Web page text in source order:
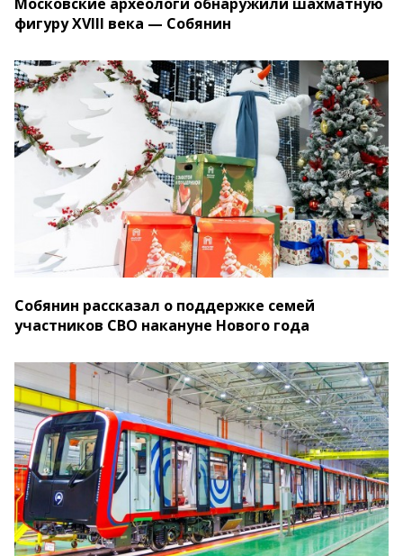
фигуру XVIII века — Собянин
Собянин рассказал о поддержке семей
участников СВО накануне Нового года